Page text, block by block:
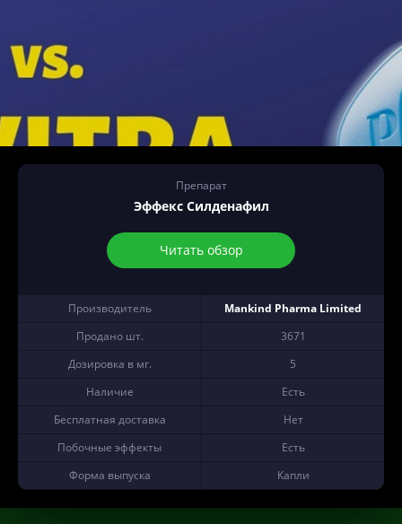
Препарат
Эффекс Силденафил
Читать обзор
Производитель
Mankind Pharma Limited
Продано шт.
3671
Дозировка в мг.
5
Наличие
Есть
Бесплатная доставка
Нет
Побочные эффекты
Есть
Форма выпуска
Капли